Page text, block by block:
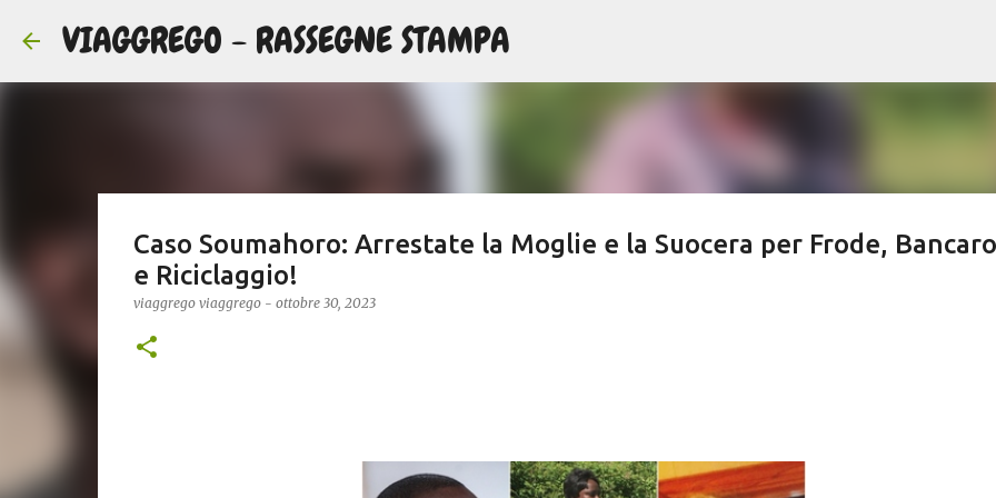
VIAGGREGO - RASSEGNE STAMPA
Caso Soumahoro: Arrestate la Moglie e la Suocera per Frode,
e Riciclaggio!
viaggrego viaggrego - ottobre 30, 2023